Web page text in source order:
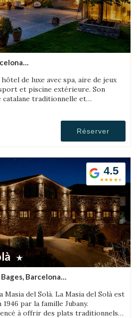
de luxe avec spa, aire de jeux
et piscine extérieure. Son
catalane traditionnelle et
Réserver
4.5
Barcelona
Masia del Solà. La Masia del Solà est
par la famille Jubany.
à offrir des plats traditionnels